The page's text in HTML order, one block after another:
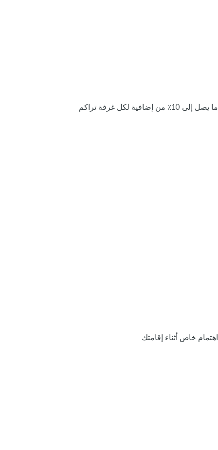
ما يصل إلى 10٪ من إضافية لكل غرفة تراكم
اهتمام خاص أثناء إقامتك